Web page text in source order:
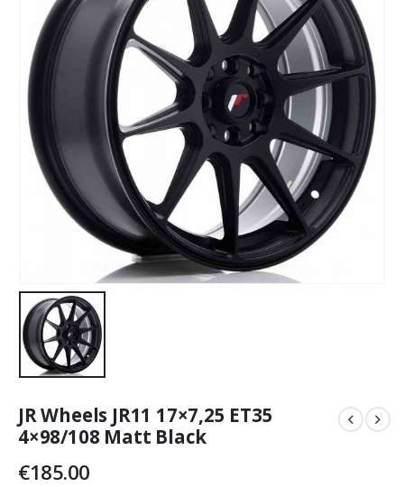
JR Wheels JR11 17×7,25 ET35
4×98/108 Matt Black
€185.00